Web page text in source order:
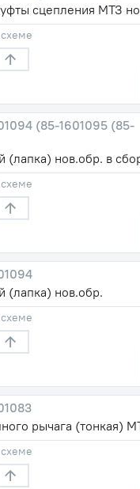
сцепления МТЗ
(85-1601095 (85-
(лапка) нов.обр. в
(лапка) нов.обр.
рычага (тонкая)